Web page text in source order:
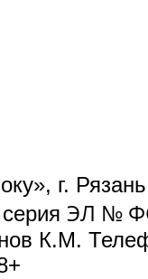
г.
ЭЛ №
К.М.
e-mail)